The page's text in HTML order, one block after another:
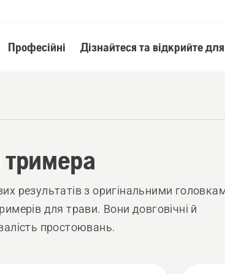
Професійні Дізнайтеся та відкрийте
результатів з оригінальними
для трави. Вони довговічні й
простоювань.